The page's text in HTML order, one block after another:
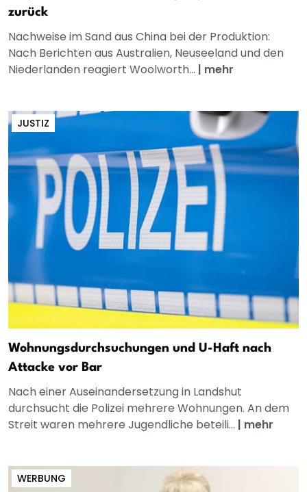
zurück
Nachweise im Sand aus China bei der Produktion:
Nach Berichten aus Australien, Neuseeland und den
Niederlanden reagiert Woolworth... | mehr
JUSTIZ
Wohnungsdurchsuchungen und U-Haft nach
Attacke vor Bar
Nach einer Auseinandersetzung in Landshut
durchsucht die Polizei mehrere Wohnungen. An dem
Streit waren mehrere Jugendliche beteili... | mehr
WERBUNG